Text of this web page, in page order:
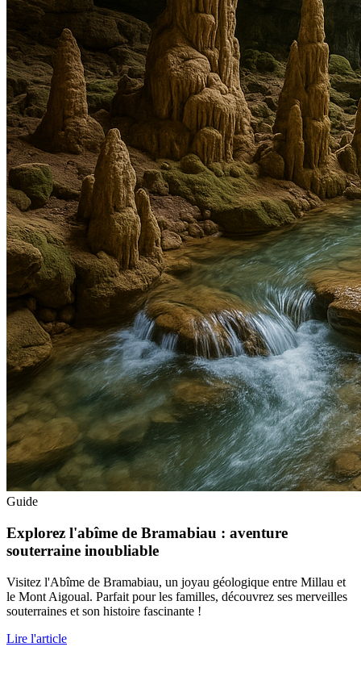
Guide
Explorez l'abîme de Bramabiau : aventure
souterraine inoubliable
Visitez l'Abîme de Bramabiau, un joyau géologique entre Millau et
le Mont Aigoual. Parfait pour les familles, découvrez ses merveilles
souterraines et son histoire fascinante !
Lire l'article